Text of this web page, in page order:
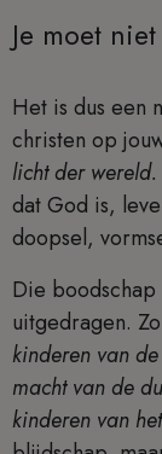
Je moet
Het is dus een
christen op
licht der
dat God is,
doopsel,
Die boodschap
uitgedragen.
kinderen van
macht van de
kinderen van